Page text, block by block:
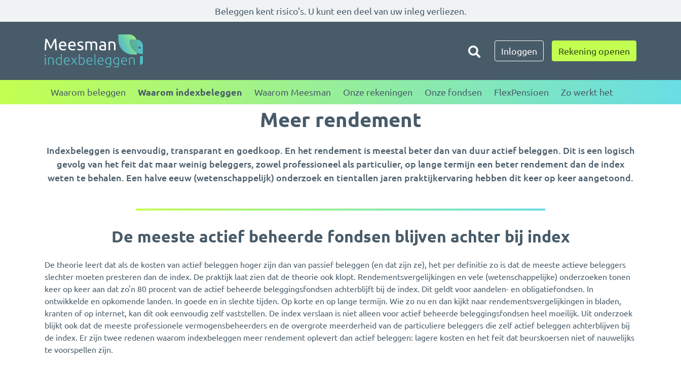
Beleggen kent risico's. U kunt een deel van uw inleg verliezen.
Meesman indexbeleggen
Toggle zoeken
Inloggen Rekening openen
Waarom beleggen Waarom indexbeleggen Waarom Meesman Onze rekeningen Onze fondsen FlexPensioen Zo werkt het
Meer rendement
Indexbeleggen is eenvoudig, transparant en goedkoop. En het rendement is meestal beter dan van duur actief beleggen. Dit is een logisch
gevolg van het feit dat maar weinig beleggers, zowel professioneel als particulier, op lange termijn een beter rendement dan de index
weten te behalen. Een halve eeuw (wetenschappelijk) onderzoek en tientallen jaren praktijkervaring hebben dit keer op keer aangetoond.
De meeste actief beheerde fondsen blijven achter bij index
De theorie leert dat als de kosten van actief beleggen hoger zijn dan van passief beleggen (en dat zijn ze), het per definitie zo is dat de meeste actieve beleggers
slechter moeten presteren dan de index. De praktijk laat zien dat de theorie ook klopt. Rendementsvergelijkingen en vele (wetenschappelijke) onderzoeken tonen
keer op keer aan dat zo'n 80 procent van de actief beheerde beleggingsfondsen achterblijft bij de index. Dit geldt voor aandelen- en obligatiefondsen. In
ontwikkelde en opkomende landen. In goede en in slechte tijden. Op korte en op lange termijn. Wie zo nu en dan kijkt naar rendementsvergelijkingen in bladen,
kranten of op internet, kan dit ook eenvoudig zelf vaststellen. De index verslaan is niet alleen voor actief beheerde beleggingsfondsen heel moeilijk. Uit onderzoek
blijkt ook dat de meeste professionele vermogensbeheerders en de overgrote meerderheid van de particuliere beleggers die zelf actief beleggen achterblijven bij
de index. Er zijn twee redenen waarom indexbeleggen meer rendement oplevert dan actief beleggen: lagere kosten en het feit dat beurskoersen niet of nauwelijks
te voorspellen zijn.